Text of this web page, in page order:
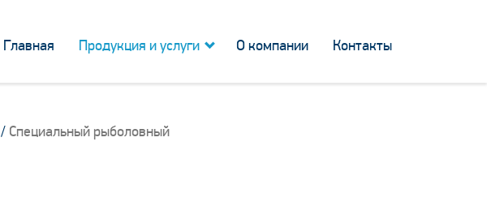
Главная Продукция и услуги О компании Контакты
/ Специальный рыболовный